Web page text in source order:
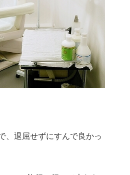
、退屈せずにすんで良かっ